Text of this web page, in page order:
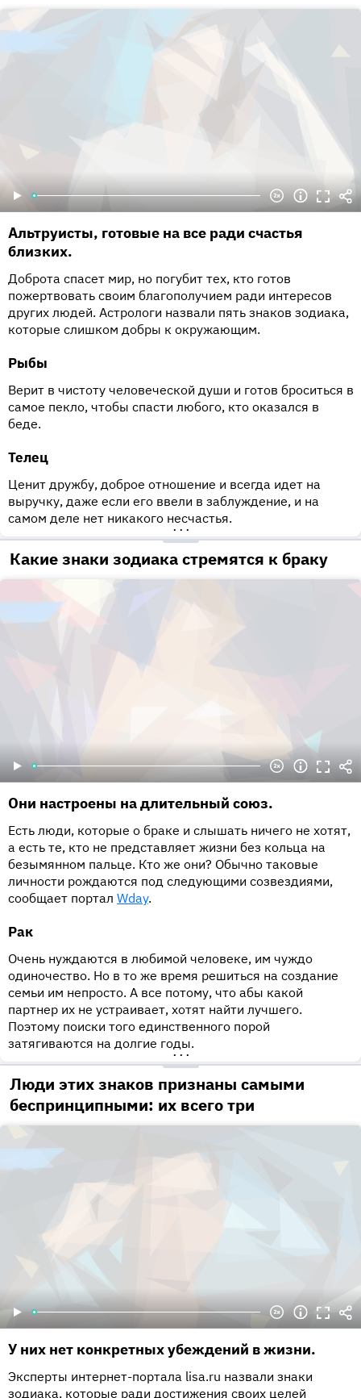
Альтруисты, готовые на все ради счастья
близких.
Доброта спасет мир, но погубит тех, кто готов
пожертвовать своим благополучием ради интересов
других людей. Астрологи назвали пять знаков зодиака,
которые слишком добры к окружающим.
Рыбы
Верит в чистоту человеческой души и готов броситься в
самое пекло, чтобы спасти любого, кто оказался в
беде.
Телец
Ценит дружбу, доброе отношение и всегда идет на
выручку, даже если его ввели в заблуждение, и на
самом деле нет никакого несчастья.
•••
Какие знаки зодиака стремятся к браку
Они настроены на длительный союз.
Есть люди, которые о браке и слышать ничего не хотят,
а есть те, кто не представляет жизни без кольца на
безымянном пальце. Кто же они? Обычно таковые
личности рождаются под следующими созвездиями,
сообщает портал Wday.
Рак
Очень нуждаются в любимой человеке, им чуждо
одиночество. Но в то же время решиться на создание
семьи им непросто. А все потому, что абы какой
партнер их не устраивает, хотят найти лучшего.
Поэтому поиски того единственного порой
затягиваются на долгие годы.
•••
Люди этих знаков признаны самыми
беспринципными: их всего три
У них нет конкретных убеждений в жизни.
Эксперты интернет-портала lisa.ru назвали знаки
зодиака, которые ради достижения своих целей